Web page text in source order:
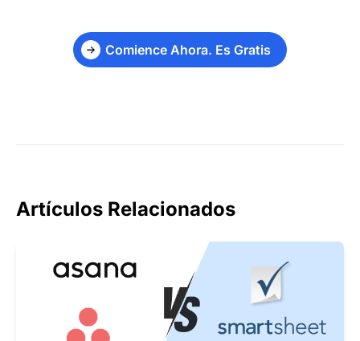
Comience Ahora. Es Gratis
Artículos Relacionados